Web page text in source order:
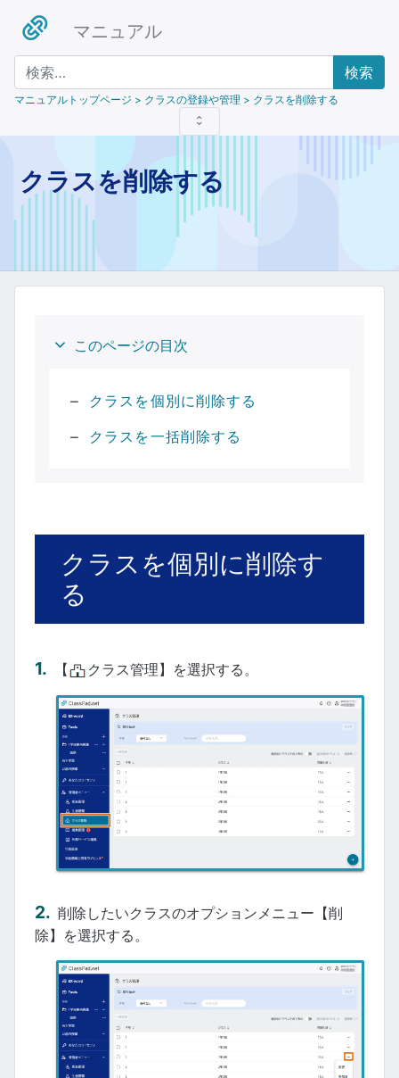
マニュアル
検索
マニュアルトップページ > クラスの登録や管理 > クラスを削除する
クラスを削除する
このページの目次
クラスを個別に削除する
クラスを一括削除する
クラスを個別に削除す
る
【 クラス管理】を選択する。
削除したいクラスのオプションメニュー【削
除】を選択する。